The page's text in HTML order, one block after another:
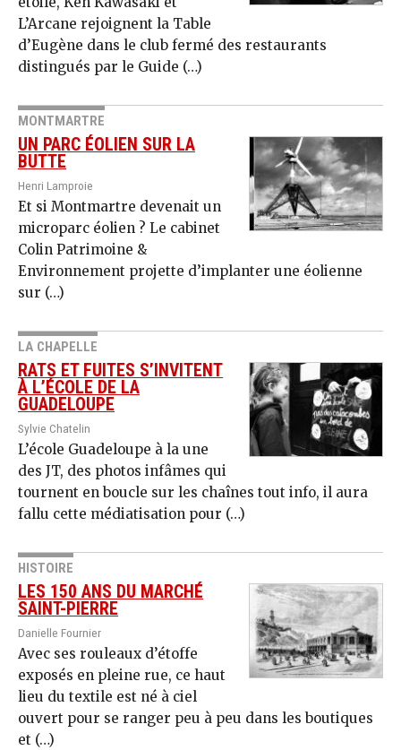
L’Arcane rejoignent la Table
d’Eugène dans le club fermé des restaurants
distingués par le Guide (…)
MONTMARTRE
UN PARC ÉOLIEN SUR LA
BUTTE
Henri Lamproie
Et si Montmartre devenait un
microparc éolien ? Le cabinet
Colin Patrimoine &
Environnement projette d’implanter une éolienne
sur (…)
LA CHAPELLE
RATS ET FUITES S’INVITENT
À L’ÉCOLE DE LA
GUADELOUPE
Sylvie Chatelin
L’école Guadeloupe à la une
des JT, des photos infâmes qui
tournent en boucle sur les chaînes tout info, il aura
fallu cette médiatisation pour (…)
HISTOIRE
LES 150 ANS DU MARCHÉ
SAINT-PIERRE
Danielle Fournier
Avec ses rouleaux d’étoffe
exposés en pleine rue, ce haut
lieu du textile est né à ciel
ouvert pour se ranger peu à peu dans les boutiques
et (…)